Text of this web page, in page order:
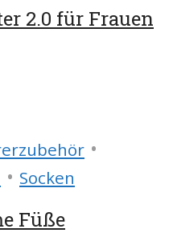
2.0 für Frauen
•
• Socken
Füße